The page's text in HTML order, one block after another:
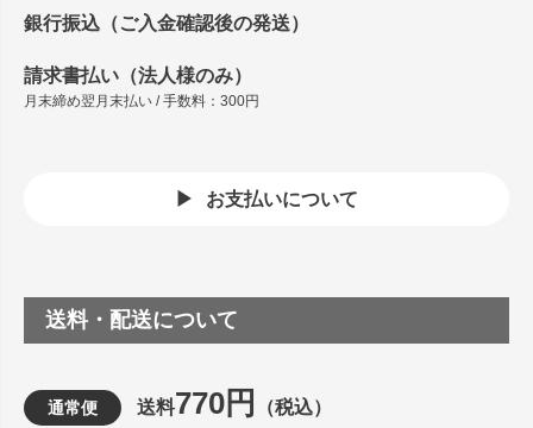
銀行振込（ご入金確認後の発送）
請求書払い（法人様のみ）
月末締め翌月末払い / 手数料：300円
お支払いについて
送料・配送について
通常便 送料770円 （税込）